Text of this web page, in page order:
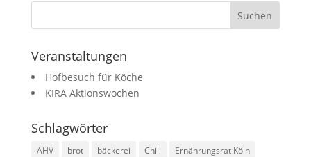
Veranstaltungen
Hofbesuch für Köche
KIRA Aktionswochen
Schlagwörter
AHV brot bäckerei Chili
Ernährungsrat Köln